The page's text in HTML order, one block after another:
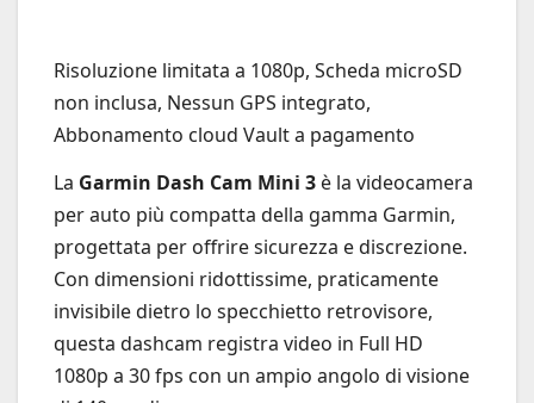
Risoluzione limitata a 1080p, Scheda microSD
non inclusa, Nessun GPS integrato,
Abbonamento cloud Vault a pagamento
La Garmin Dash Cam Mini 3 è la videocamera
per auto più compatta della gamma Garmin,
progettata per offrire sicurezza e discrezione.
Con dimensioni ridottissime, praticamente
invisibile dietro lo specchietto retrovisore,
questa dashcam registra video in Full HD
1080p a 30 fps con un ampio angolo di visione